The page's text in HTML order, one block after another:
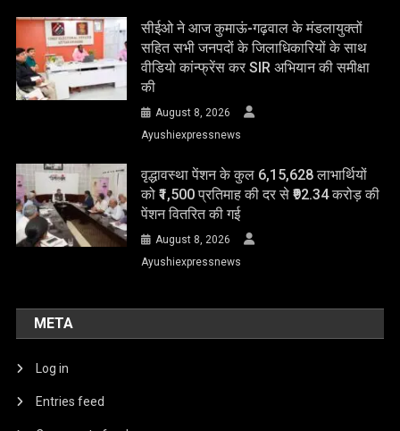
सीईओ ने आज कुमाऊं-गढ़वाल के मंडलायुक्तों
सहित सभी जनपदों के जिलाधिकारियों के साथ
वीडियो कांन्फ्रेंस कर SIR अभियान की समीक्षा
की
August 8, 2026
Ayushiexpressnews
वृद्धावस्था पेंशन के कुल 6,15,628 लाभार्थियों
को ₹1,500 प्रतिमाह की दर से ₹92.34 करोड़ की
पेंशन वितरित की गई
August 8, 2026
Ayushiexpressnews
META
Log in
Entries feed